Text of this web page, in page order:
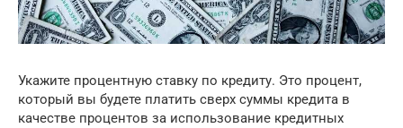
Укажите процентную ставку по кредиту. Это процент,
который вы будете платить сверх суммы кредита в
качестве процентов за использование кредитных